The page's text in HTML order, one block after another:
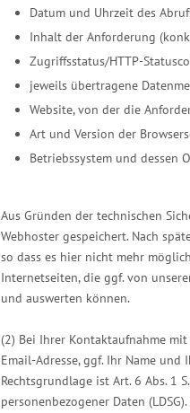
Datum und Uhrzeit des
Inhalt der Anforderung
Zugriffsstatus/HTTP-
jeweils übertragene
Website, von der die
Art und Version der
Betriebssystem und dessen
Aus Gründen der technischen
Webhoster gespeichert. Nach
so dass es hier nicht mehr
Internetseiten, die ggf. von
und auswerten können.
(2) Bei Ihrer Kontaktaufnahme
Email-Adresse, ggf. Ihr Name
Rechtsgrundlage ist Art. 6 Abs. 1
personenbezogener Daten